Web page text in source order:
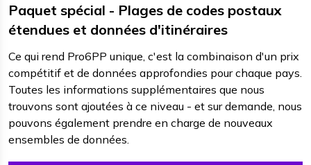
Paquet spécial - Plages de codes postaux
étendues et données d'itinéraires
Ce qui rend Pro6PP unique, c'est la combinaison d'un prix
compétitif et de données approfondies pour chaque pays.
Toutes les informations supplémentaires que nous
trouvons sont ajoutées à ce niveau - et sur demande, nous
pouvons également prendre en charge de nouveaux
ensembles de données.